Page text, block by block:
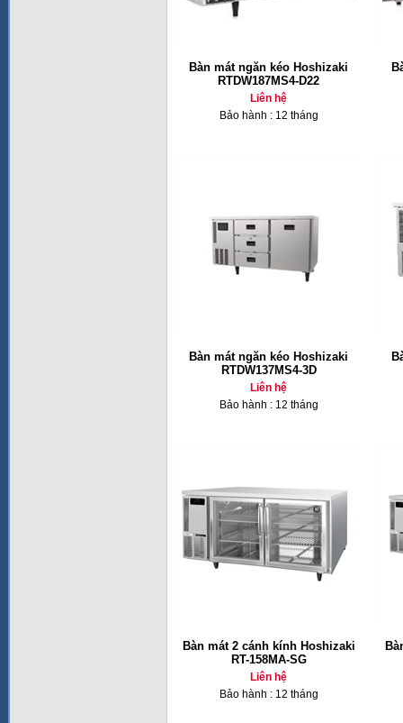
Bàn mát ngăn kéo Hoshizaki
RTDW187MS4-D22
Liên hệ
Bảo hành : 12 tháng
Bàn mát ngăn kéo Hoshizaki
RTDW137MS4-3D
Liên hệ
Bảo hành : 12 tháng
Bàn mát 2 cánh kính Hoshizaki
RT-158MA-SG
Liên hệ
Bảo hành : 12 tháng